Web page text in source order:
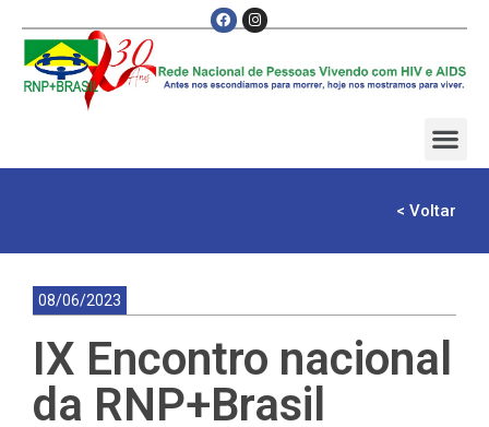
< Voltar
08/06/2023
IX Encontro nacional
da RNP+Brasil